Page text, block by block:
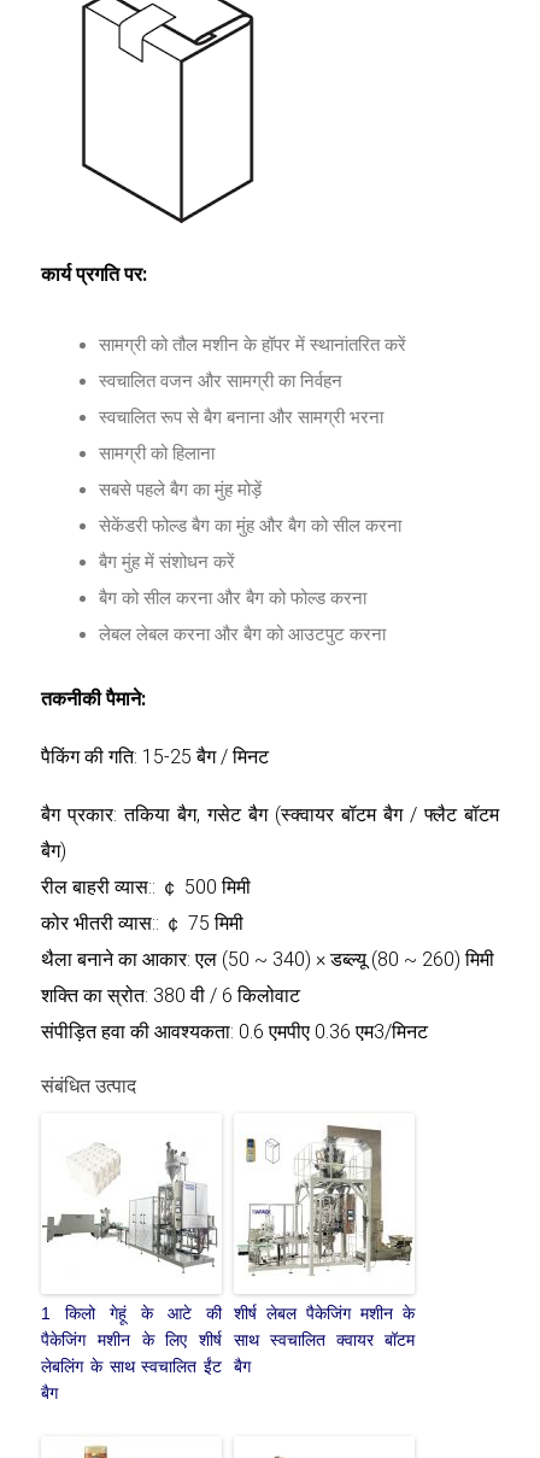
कार्य प्रगति पर:
सामग्री को तौल मशीन के हॉपर में स्थानांतरित करें
स्वचालित वजन और सामग्री का निर्वहन
स्वचालित रूप से बैग बनाना और सामग्री भरना
सामग्री को हिलाना
सबसे पहले बैग का मुंह मोड़ें
सेकेंडरी फोल्ड बैग का मुंह और बैग को सील करना
बैग मुंह में संशोधन करें
बैग को सील करना और बैग को फोल्ड करना
लेबल लेबल करना और बैग को आउटपुट करना
तकनीकी पैमाने:
पैकिंग की गति: 15-25 बैग / मिनट
बैग प्रकार: तकिया बैग, गसेट बैग (स्क्वायर बॉटम बैग / फ्लैट बॉटम
बैग)
रील बाहरी व्यास:: ￠ 500 मिमी
कोर भीतरी व्यास:: ￠ 75 मिमी
थैला बनाने का आकार: एल (50 ~ 340) × डब्ल्यू (80 ~ 260) मिमी
शक्ति का स्रोत: 380 वी / 6 किलोवाट
संपीड़ित हवा की आवश्यकता: 0.6 एमपीए 0.36 एम3/मिनट
संबंधित उत्पाद
1 किलो गेहूं के आटे की
पैकेजिंग मशीन के लिए शीर्ष
लेबलिंग के साथ स्वचालित ईंट
बैग
शीर्ष लेबल पैकेजिंग मशीन के
साथ स्वचालित क्वायर बॉटम
बैग